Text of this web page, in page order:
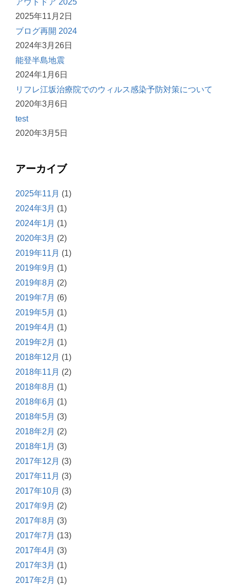
アウトドア 2025
2025年11月2日
ブログ再開 2024
2024年3月26日
能登半島地震
2024年1月6日
リフレ江坂治療院でのウィルス感染予防対策について
2020年3月6日
test
2020年3月5日
アーカイブ
2025年11月 (1)
2024年3月 (1)
2024年1月 (1)
2020年3月 (2)
2019年11月 (1)
2019年9月 (1)
2019年8月 (2)
2019年7月 (6)
2019年5月 (1)
2019年4月 (1)
2019年2月 (1)
2018年12月 (1)
2018年11月 (2)
2018年8月 (1)
2018年6月 (1)
2018年5月 (3)
2018年2月 (2)
2018年1月 (3)
2017年12月 (3)
2017年11月 (3)
2017年10月 (3)
2017年9月 (2)
2017年8月 (3)
2017年7月 (13)
2017年4月 (3)
2017年3月 (1)
2017年2月 (1)